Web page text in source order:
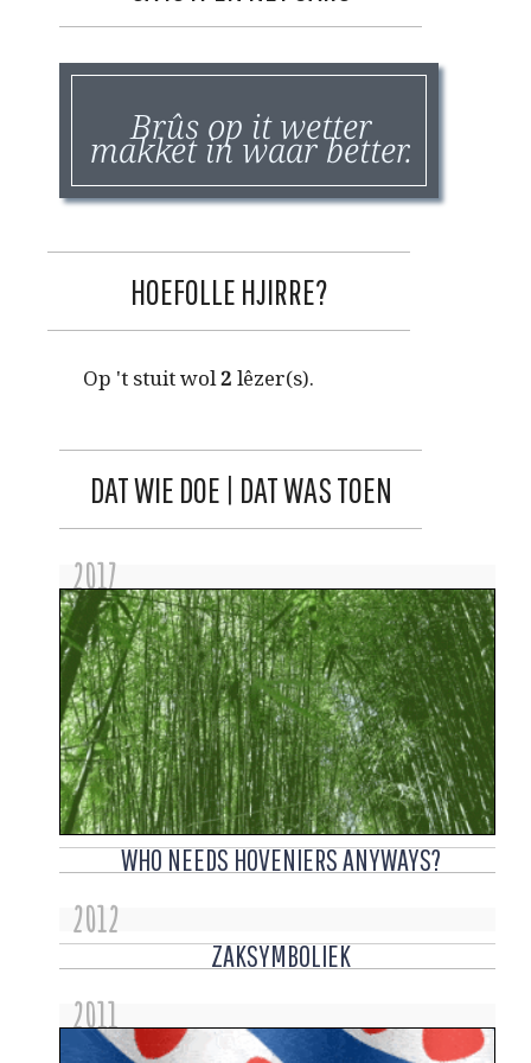
Brûs op it wetter
makket in waar better.
HOEFOLLE HJIRRE?
Op 't stuit wol2 lêzer(s).
DAT WIE DOE | DAT WAS TOEN
2017
WHO NEEDS HOVENIERS ANYWAYS?
2012
ZAKSYMBOLIEK
2011